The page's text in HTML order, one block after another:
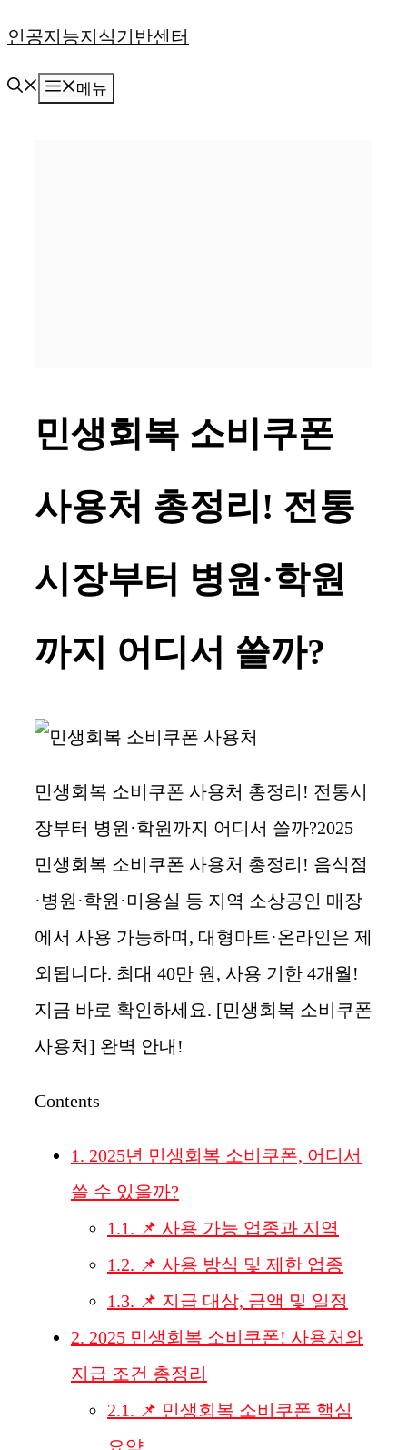
컨
인공지능지식기반센터
메뉴
민생회복 소비쿠폰
사용처 총정리! 전통
시장부터 병원·학원
까지 어디서 쓸까?
민생회복 소비쿠폰 사용처 총정리! 전통시
장부터 병원·학원까지 어디서 쓸까?2025
민생회복 소비쿠폰 사용처 총정리! 음식점
·병원·학원·미용실 등 지역 소상공인 매장
에서 사용 가능하며, 대형마트·온라인은 제
외됩니다. 최대 40만 원, 사용 기한 4개월!
지금 바로 확인하세요. [민생회복 소비쿠폰
사용처] 완벽 안내!
Contents
1. 2025년 민생회복 소비쿠폰, 어디서
쓸 수 있을까?
1.1. 📌 사용 가능 업종과 지역
1.2. 📌 사용 방식 및 제한 업종
1.3. 📌 지급 대상, 금액 및 일정
2. 2025 민생회복 소비쿠폰! 사용처와
지급 조건 총정리
2.1. 📌 민생회복 소비쿠폰 핵심